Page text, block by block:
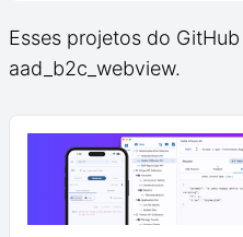
Esses projetos do
aad_b2c_webview.